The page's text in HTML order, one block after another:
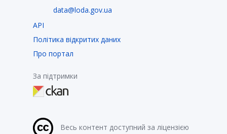
data@loda.gov.ua
API
Політика відкритих даних
Про портал
За підтримки
Весь контент доступний за ліцензією